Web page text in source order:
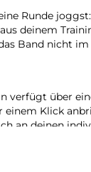
Runde
deinem
Band nicht
verfügt über
Klick
an deinen
mit der Watch6